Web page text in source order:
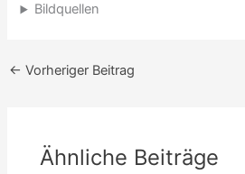
Bildquellen
← Vorheriger Beitrag
Ähnliche Beiträge